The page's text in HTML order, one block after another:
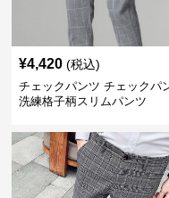
¥4,420 (税込)
チェックパンツ チェックパ
洗練格子柄スリムパンツ